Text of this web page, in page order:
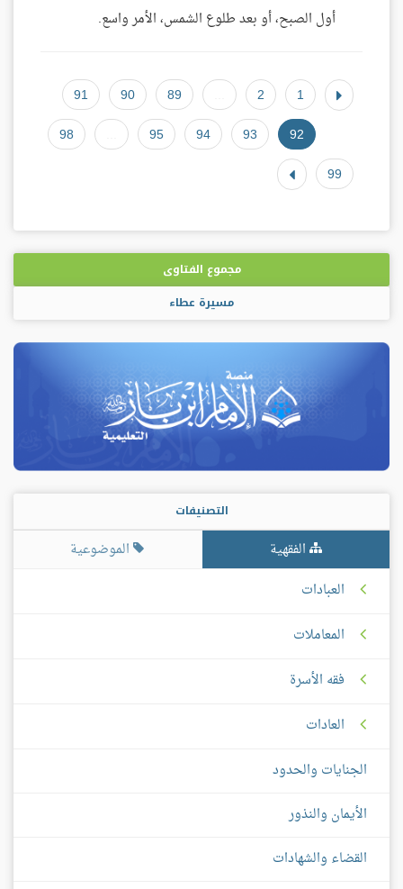
أول الصبح، أو بعد طلوع الشمس، الأمر واسع.
1
2
89
90
91
92
93
94
95
98
99
مجموع الفتاوى
مسيرة عطاء
التصنيفات
الفقهية
الموضوعية
العبادات
المعاملات
فقه الأسرة
العادات
الجنايات والحدود
الأيمان والنذور
القضاء والشهادات